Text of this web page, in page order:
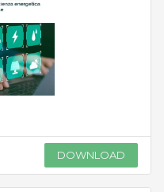
DOWNLOAD